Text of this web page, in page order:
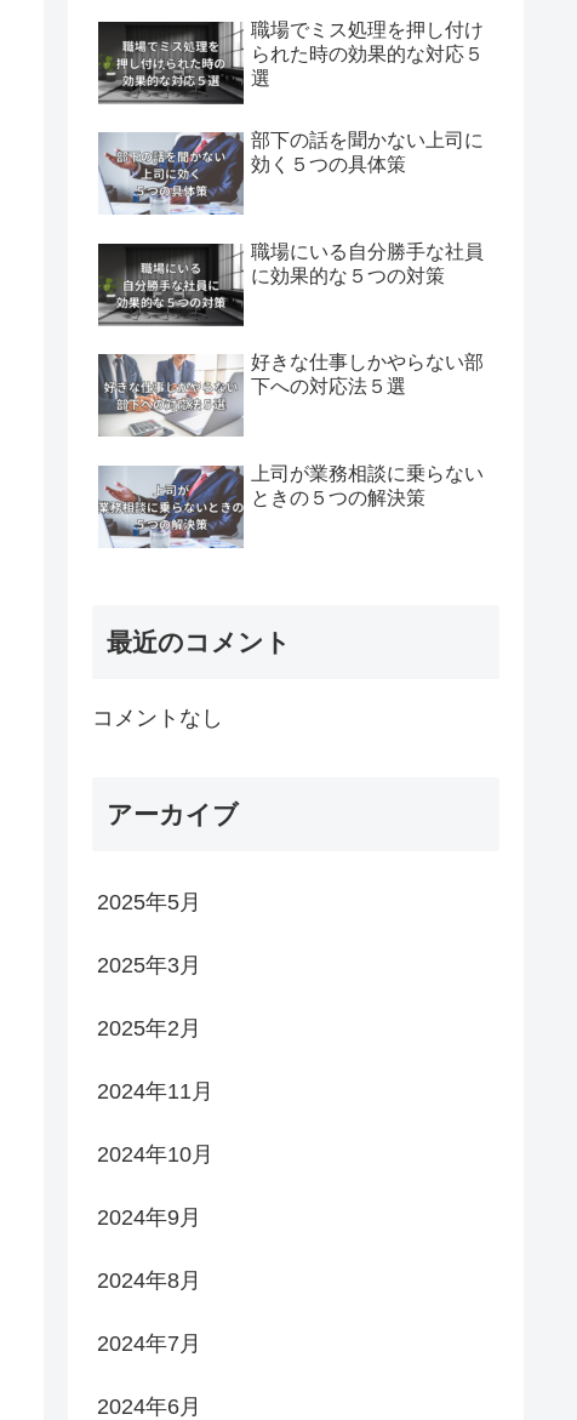
職場でミス処理を押し付け
られた時の効果的な対応５
選
部下の話を聞かない上司に
効く５つの具体策
職場にいる自分勝手な社員
に効果的な５つの対策
好きな仕事しかやらない部
下への対応法５選
上司が業務相談に乗らない
ときの５つの解決策
最近のコメント
コメントなし
アーカイブ
2025年5月
2025年3月
2025年2月
2024年11月
2024年10月
2024年9月
2024年8月
2024年7月
2024年6月